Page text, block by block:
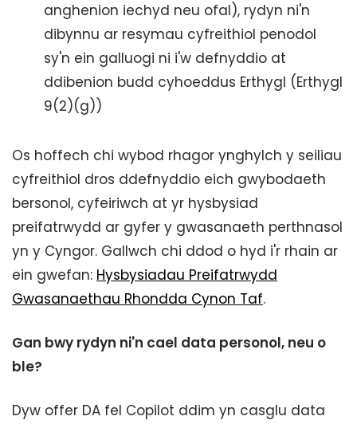
anghenion iechyd neu ofal), rydyn ni'n
dibynnu ar resymau cyfreithiol penodol
sy'n ein galluogi ni i'w defnyddio at
ddibenion budd cyhoeddus Erthygl (Erthygl
9(2)(g))
Os hoffech chi wybod rhagor ynghylch y seiliau
cyfreithiol dros ddefnyddio eich gwybodaeth
bersonol, cyfeiriwch at yr hysbysiad
preifatrwydd ar gyfer y gwasanaeth perthnasol
yn y Cyngor. Gallwch chi ddod o hyd i'r rhain ar
ein gwefan: Hysbysiadau Preifatrwydd
Gwasanaethau Rhondda Cynon Taf.
Gan bwy rydyn ni'n cael data personol, neu o
ble?
Dyw offer DA fel Copilot ddim yn casglu data